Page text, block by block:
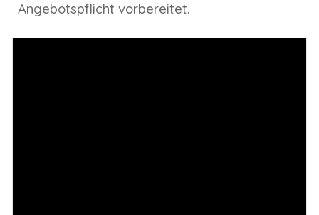
Angebotspflicht vorbereitet.